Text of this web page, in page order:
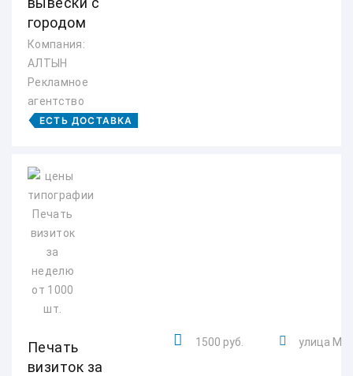
городом
Компания:
АЛТЫН
Рекламное
агентство
ЕСТЬ ДОСТАВКА
Печать
визиток за
1500 руб. улица